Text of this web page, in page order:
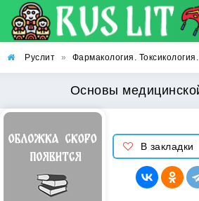
Руслит » Фармакология.
Основы
В закладки